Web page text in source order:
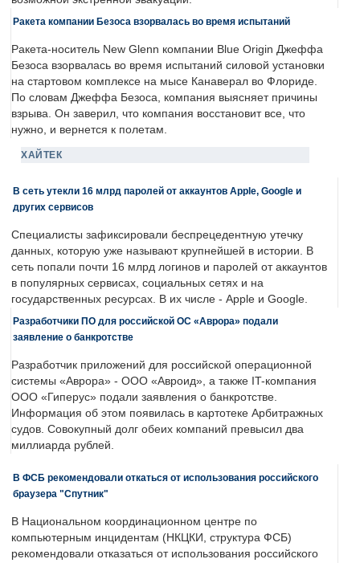
Ракета компании Безоса взорвалась во время испытаний
Ракета-носитель New Glenn компании Blue Origin Джеффа
Безоса взорвалась во время испытаний силовой установки
на стартовом комплексе на мысе Канаверал во Флориде.
По словам Джеффа Безоса, компания выясняет причины
взрыва. Он заверил, что компания восстановит все, что
нужно, и вернется к полетам.
ХАЙТЕК
В сеть утекли 16 млрд паролей от аккаунтов Apple, Google и
других сервисов
Специалисты зафиксировали беспрецедентную утечку
данных, которую уже называют крупнейшей в истории. В
сеть попали почти 16 млрд логинов и паролей от аккаунтов
в популярных сервисах, социальных сетях и на
государственных ресурсах. В их числе - Apple и Google.
Разработчики ПО для российской ОС «Аврора» подали
заявление о банкротстве
Разработчик приложений для российской операционной
системы «Аврора» - ООО «Авроид», а также IT-компания
ООО «Гиперус» подали заявления о банкротстве.
Информация об этом появилась в картотеке Арбитражных
судов. Совокупный долг обеих компаний превысил два
миллиарда рублей.
В ФСБ рекомендовали откаться от использования российского
браузера "Спутник"
В Национальном координационном центре по
компьютерным инцидентам (НКЦКИ, структура ФСБ)
рекомендовали отказаться от использования российского